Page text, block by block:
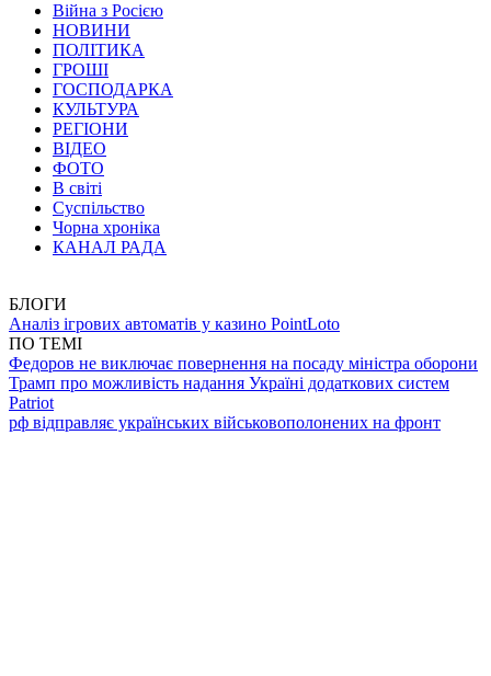
Війна з Росією
НОВИНИ
ПОЛІТИКА
ГРОШІ
ГОСПОДАРКА
КУЛЬТУРА
РЕГІОНИ
ВІДЕО
ФОТО
В світі
Суспільство
Чорна хроніка
КАНАЛ РАДА
БЛОГИ
Аналіз ігрових автоматів у казино PointLoto
ПО ТЕМІ
Федоров не виключає повернення на посаду міністра оборони
Трамп про можливість надання Україні додаткових систем
Patriot
рф відправляє українських військовополонених на фронт